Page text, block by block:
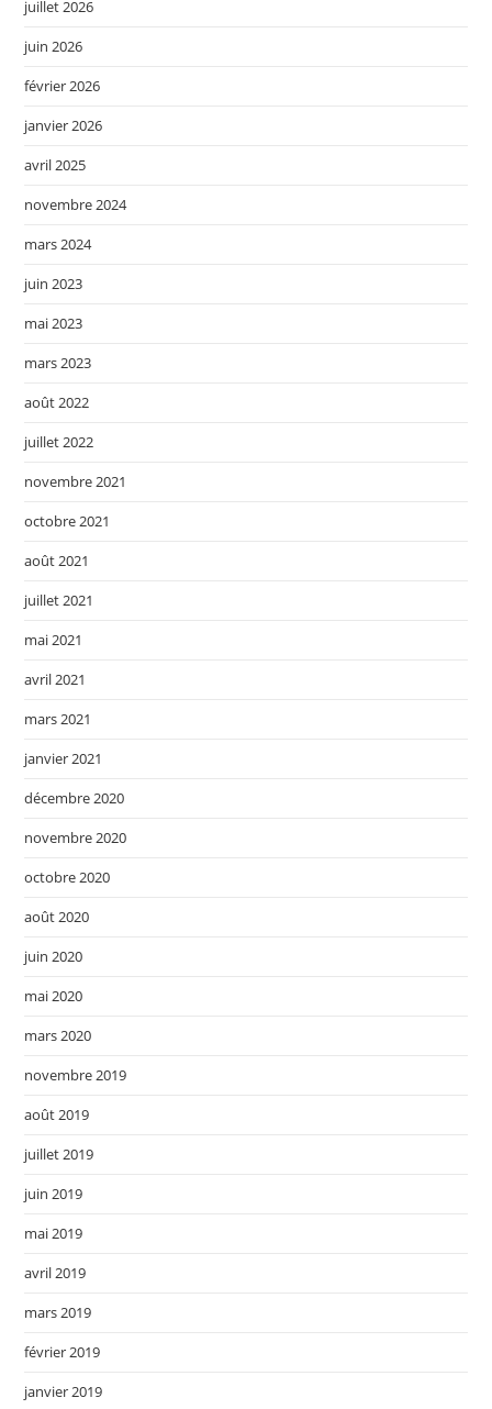
juillet 2026
juin 2026
février 2026
janvier 2026
avril 2025
novembre 2024
mars 2024
juin 2023
mai 2023
mars 2023
août 2022
juillet 2022
novembre 2021
octobre 2021
août 2021
juillet 2021
mai 2021
avril 2021
mars 2021
janvier 2021
décembre 2020
novembre 2020
octobre 2020
août 2020
juin 2020
mai 2020
mars 2020
novembre 2019
août 2019
juillet 2019
juin 2019
mai 2019
avril 2019
mars 2019
février 2019
janvier 2019